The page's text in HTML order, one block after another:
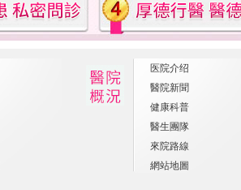
医院介绍
醫院新聞
健康科普
醫生團隊
來院路線
網站地圖